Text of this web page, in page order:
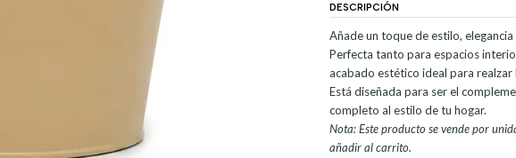
DESCRIPCIÓN
Añade un toque de estilo,
Perfecta tanto para espacios
acabado estético ideal para realzar
Está diseñada para ser el
completo al estilo de tu hogar.
Nota: Este producto se vende por
añadir al carrito.